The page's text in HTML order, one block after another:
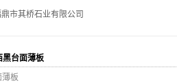
市其桥石业有限公司
黑台面薄板
薄板